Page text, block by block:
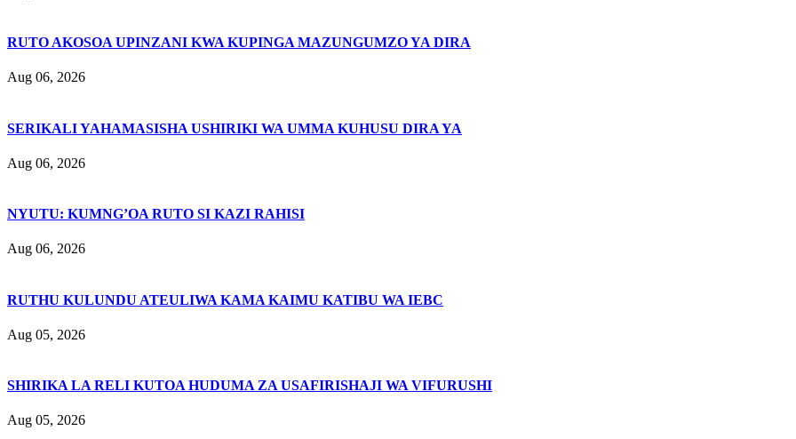
RUTO AKOSOA UPINZANI KWA KUPINGA MAZUNGUMZO YA DIRA
Aug 06, 2026
SERIKALI YAHAMASISHA USHIRIKI WA UMMA KUHUSU DIRA YA
Aug 06, 2026
NYUTU: KUMNG’OA RUTO SI KAZI RAHISI
Aug 06, 2026
RUTHU KULUNDU ATEULIWA KAMA KAIMU KATIBU WA IEBC
Aug 05, 2026
SHIRIKA LA RELI KUTOA HUDUMA ZA USAFIRISHAJI WA VIFURUSHI
Aug 05, 2026